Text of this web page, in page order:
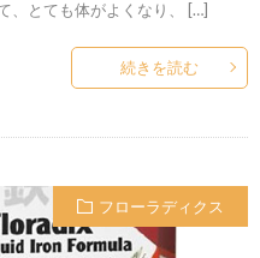
、とても体がよくなり、 […]
続きを読む
フローラディクス